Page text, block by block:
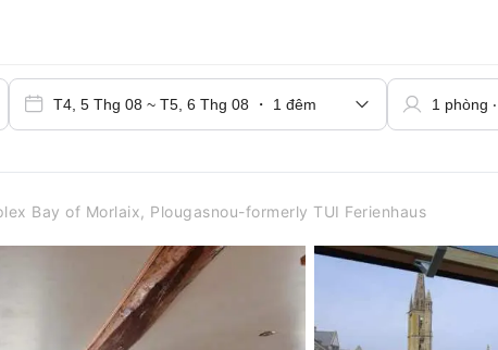
Bay of Morlaix, Plougasnou-formerly TUI Ferienhaus